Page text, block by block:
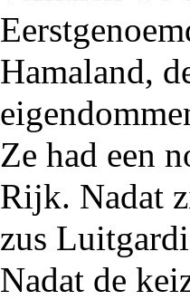
Hamaland,
Ze had een
Rijk. Nadat
zus
Nadat de